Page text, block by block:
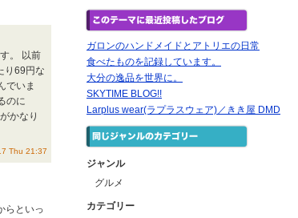
。 以前
り69円な
でいま
のに
かなり
Thu 21:37
らといっ
ガロンのハンドメイドとアトリエの日常
食べたものを記録しています。
大分の逸品を世界に。
SKYTIME BLOG!!
Larplus wear(ラプラスウェア)／きき屋 DMD
ジャンル
グルメ
カテゴリー